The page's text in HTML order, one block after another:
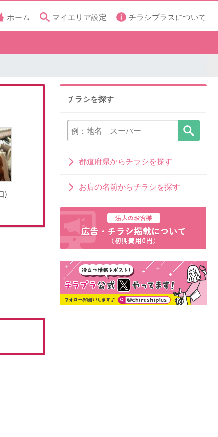
ホーム マイエリア設定 チラシプラスについて
)
チラシを探す
都道府県からチラシを探す
お店の名前からチラシを探す